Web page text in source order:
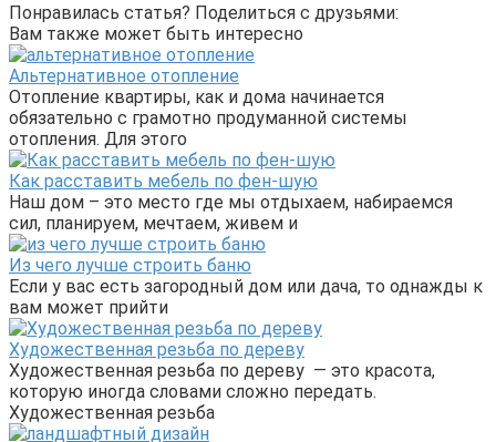
Понравилась статья? Поделиться с друзьями:
Вам также может быть интересно
Альтернативное отопление
Отопление квартиры, как и дома начинается
обязательно с грамотно продуманной системы
отопления. Для этого
Как расставить мебель по фен-шую
Наш дом – это место где мы отдыхаем, набираемся
сил, планируем, мечтаем, живем и
Из чего лучше строить баню
Если у вас есть загородный дом или дача, то однажды к
вам может прийти
Художественная резьба по дереву
Художественная резьба по дереву — это красота,
которую иногда словами сложно передать.
Художественная резьба